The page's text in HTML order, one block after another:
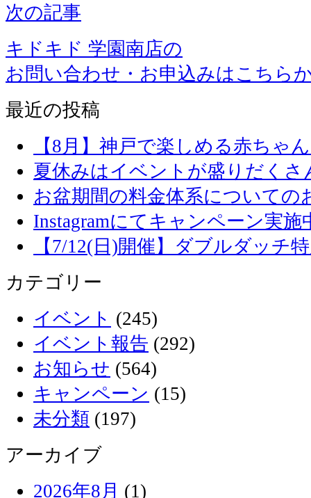
次の記事
キドキド 学園南店の
お問い合わせ・お申込みはこちら
最近の投稿
【8月】神戸で楽しめる赤ちゃ
夏休みはイベントが盛りだくさ
お盆期間の料金体系についての
Instagramにてキャンペーン実施
【7/12(日)開催】ダブルダッチ
カテゴリー
イベント (245)
イベント報告 (292)
お知らせ (564)
キャンペーン (15)
未分類 (197)
アーカイブ
2026年8月 (1)